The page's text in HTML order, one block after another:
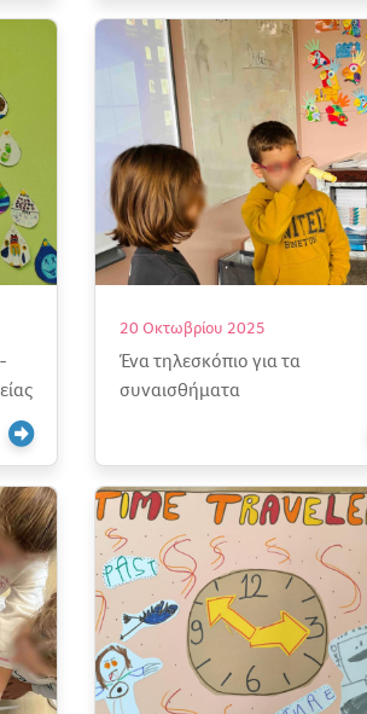
20 Οκτωβρίου 2025
Ένα τηλεσκόπιο για τα
συναισθήματα